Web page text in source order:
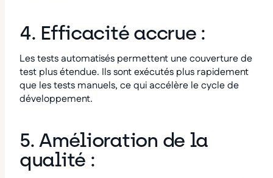
4. Efficacité accrue :
Les tests automatisés permettent une couverture de
test plus étendue. Ils sont exécutés plus rapidement
que les tests manuels, ce qui accélère le cycle de
développement.
5. Amélioration de la
qualité :